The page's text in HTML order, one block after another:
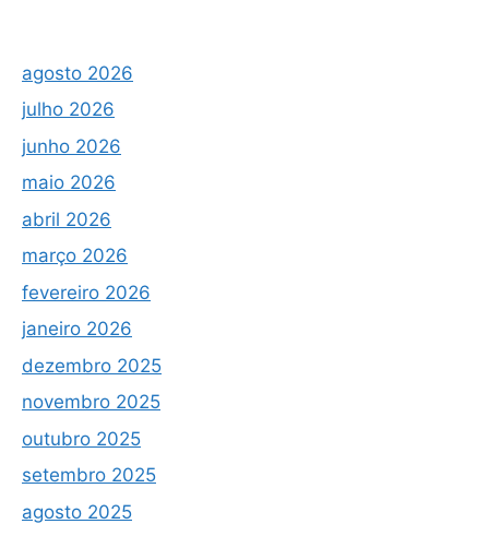
agosto 2026
julho 2026
junho 2026
maio 2026
abril 2026
março 2026
fevereiro 2026
janeiro 2026
dezembro 2025
novembro 2025
outubro 2025
setembro 2025
agosto 2025